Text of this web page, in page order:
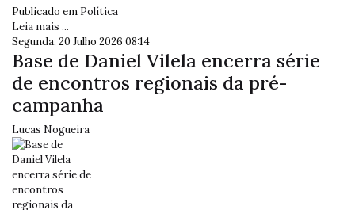
Publicado em Política
Leia mais ...
Segunda, 20 Julho 2026 08:14
Base de Daniel Vilela encerra série
de encontros regionais da pré-
campanha
Lucas Nogueira